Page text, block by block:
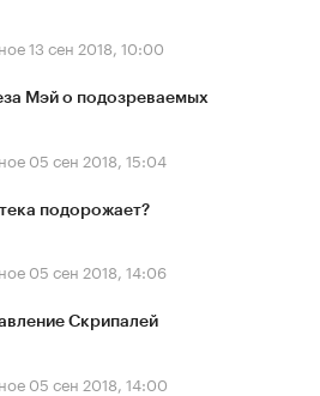
13 сен 2018, 10:00
Мэй о подозреваемых
05 сен 2018, 15:04
подорожает?
05 сен 2018, 14:06
Скрипалей
05 сен 2018, 14:00